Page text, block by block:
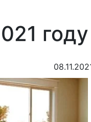
году